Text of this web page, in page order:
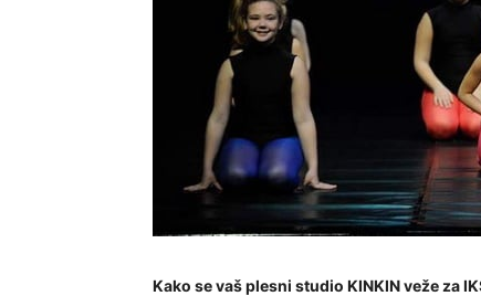
Kako se vaš plesni studio KINKIN veže za